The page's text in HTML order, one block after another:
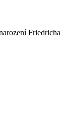
Friedricha